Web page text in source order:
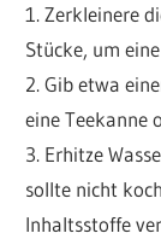
1. Zerkleinere
Stücke, um
2. Gib etwa
eine Teekanne
3. Erhitze
sollte nicht
Inhaltsstoffe